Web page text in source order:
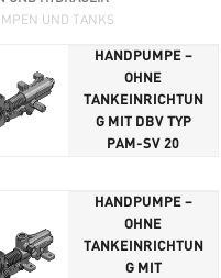
UND TANKS
HANDPUMPE –
OHNE
TANKEINRICHTUN
G MIT DBV TYP
PAM-SV 20
HANDPUMPE –
OHNE
TANKEINRICHTUN
G MIT